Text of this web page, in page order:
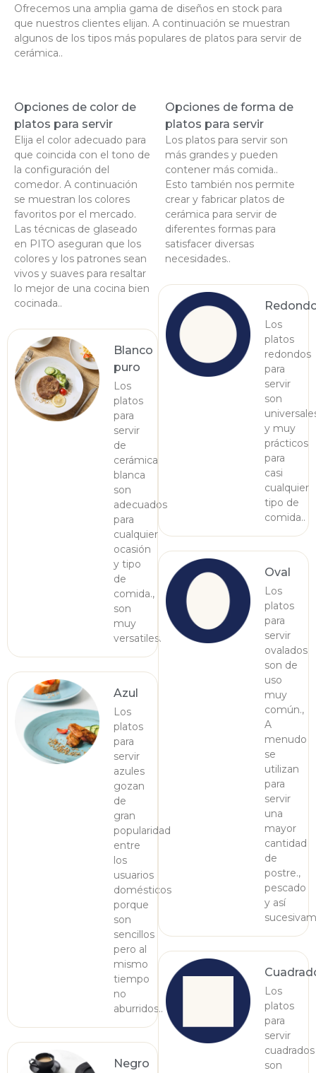
Ofrecemos una amplia gama de diseños en stock para
que nuestros clientes elijan. A continuación se muestran
algunos de los tipos más populares de platos para servir de
cerámica..
Opciones de color de
platos para servir
Elija el color adecuado para
que coincida con el tono de
la configuración del
comedor. A continuación
se muestran los colores
favoritos por el mercado.
Las técnicas de glaseado
en PITO aseguran que los
colores y los patrones sean
vivos y suaves para resaltar
lo mejor de una cocina bien
cocinada..
Blanco
puro
Los
platos
para
servir
de
cerámica
blanca
son
adecuados
para
cualquier
ocasión
y tipo
de
comida.,
son
muy
versatiles.
Azul
Los
platos
para
servir
azules
gozan
de
gran
popularidad
entre
los
usuarios
domésticos
porque
son
sencillos
pero al
mismo
tiempo
no
aburridos..
Negro
Opciones de forma de
platos para servir
Los platos para servir son
más grandes y pueden
contener más comida..
Esto también nos permite
crear y fabricar platos de
cerámica para servir de
diferentes formas para
satisfacer diversas
necesidades..
Los
platos
redondos
para
servir
son
y muy
prácticos
para
casi
cualquier
tipo de
comida..
Oval
Los
platos
para
servir
ovalados
son de
uso
muy
común.,
A
menudo
se
utilizan
para
servir
una
mayor
cantidad
de
postre.,
pescado
y así
Los
platos
para
servir
cuadrados
son